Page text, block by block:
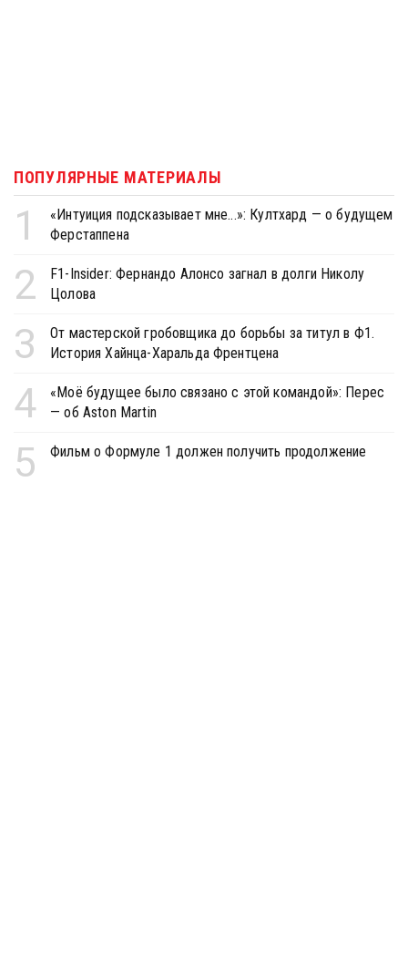
ПОПУЛЯРНЫЕ МАТЕРИАЛЫ
1
«Интуиция подсказывает мне...»: Култхард — о будущем
Ферстаппена
2
F1-Insider: Фернандо Алонсо загнал в долги Николу
Цолова
3
От мастерской гробовщика до борьбы за титул в Ф1.
История Хайнца-Харальда Френтцена
4
«Моё будущее было связано с этой командой»: Перес
— об Aston Martin
5 Фильм о Формуле 1 должен получить продолжение